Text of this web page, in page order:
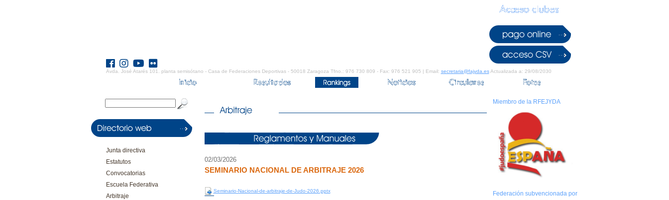
Avda. José Atarés 101. planta semisótano - Casa de Federaciones Deportivas - 50018 Zaragoza Tfno.: 976 730 809 - Fax: 976 521 905 | Email: secretaria@fajyda.esActualizada a: 29/08/2030
Junta directiva
Estatutos
Convocatorias
Escuela Federativa
Arbitraje
02/03/2026
SEMINARIO NACIONAL DE ARBITRAJE 2026
Seminario-Nacional-de-arbitraje-de-Judo-2026.pptx
Miembro de la RFEJYDA
Federación subvencionada por